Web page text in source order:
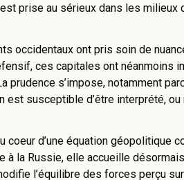
prise au sérieux dans les milieux
occidentaux ont pris soin de
ces capitales ont néanmoins
prudence s’impose, notamment
susceptible d’être interprété,
coeur d’une équation géopolitique
à la Russie, elle accueille
l’équilibre des forces perçu